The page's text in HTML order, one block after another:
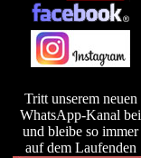
Tritt unserem neuen
WhatsApp-Kanal bei
und bleibe so immer
auf dem Laufenden